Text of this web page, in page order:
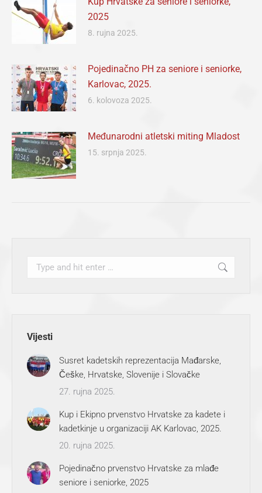
2025
8. rujna 2025.
Pojedinačno PH za seniore i seniorke,
Karlovac, 2025.
6. kolovoza 2025.
Međunarodni atletski miting Mladost
15. srpnja 2025.
Search:
Vijesti
Susret kadetskih reprezentacija Mađarske,
Češke, Hrvatske, Slovenije i Slovačke
27. rujna 2025.
Kup i Ekipno prvenstvo Hrvatske za kadete i
kadetkinje u organizaciji AK Karlovac, 2025.
20. rujna 2025.
Pojedinačno prvenstvo Hrvatske za mlađe
seniore i seniorke, 2025